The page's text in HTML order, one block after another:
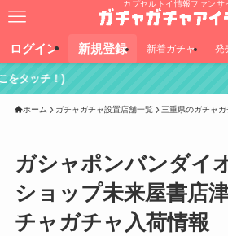
カプセルトイ情報ファンサ
ログイン 新規登録 新着ガチャ 発
ホーム ガチャガチャ設置店舗一覧 三重県のガチャガ
ガシャポンバンダイ
ショップ未来屋書店
チャガチャ入荷情報